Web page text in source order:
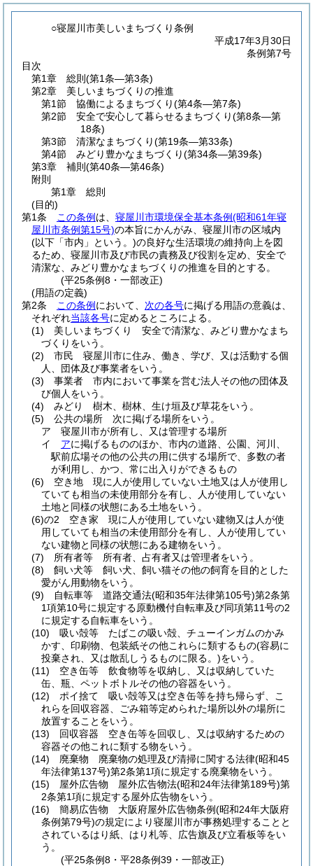
○寝屋川市美しいまちづくり条例
平成17年3月30日
条例第7号
目次
第1章
総則 (第1条―第3条)
第2章
美しいまちづくりの推進
第1節
協働によるまちづくり(第4条―第7条)
第2節
安全で安心して暮らせるまちづくり(第8条―第
18条)
第3節
清潔なまちづくり(第19条―第33条)
第4節
みどり豊かなまちづくり(第34条―第39条)
第3章
補則 (第40条―第46条)
附則
第1章
総則
(目的)
第1条
この条例 は、 寝屋川市環境保全基本条例(昭和61年寝
屋川市条例第15号)の本旨にかんがみ、寝屋川市の区域内
(以下「市内」という。)の良好な生活環境の維持向上を図
るため、寝屋川市及び市民の責務及び役割を定め、安全で
清潔な、みどり豊かなまちづくりの推進を目的とする。
(平25条例8・一部改正)
(用語の定義)
第2条
この条例 において、 次の各号に掲げる用語の意義は、
それぞれ当該各号に定めるところによる。
(1)
美しいまちづくり 安全で清潔な、みどり豊かなまち
づくりをいう。
(2)
市民 寝屋川市に住み、働き、学び、又は活動する個
人、団体及び事業者をいう。
(3)
事業者 市内において事業を営む法人その他の団体及
び個人をいう。
(4)
みどり 樹木、樹林、生け垣及び草花をいう。
(5)
公共の場所 次に掲げる場所をいう。
ア
寝屋川市が所有し、又は管理する場所
イ
アに掲げるもののほか、市内の道路、公園、河川、
駅前広場その他の公共の用に供する場所で、多数の者
が利用し、かつ、常に出入りができるもの
(6)
空き地 現に人が使用していない土地又は人が使用し
ていても相当の未使用部分を有し、人が使用していない
土地と同様の状態にある土地をいう。
(6)の2
空き家 現に人が使用していない建物又は人が使
用していても相当の未使用部分を有し、人が使用してい
ない建物と同様の状態にある建物をいう。
(7)
所有者等 所有者、占有者又は管理者をいう。
(8)
飼い犬等 飼い犬、飼い猫その他の飼育を目的とした
愛がん用動物をいう。
(9)
自転車等 道路交通法(昭和35年法律第105号)第2条第
1項第10号に規定する原動機付自転車及び同項第11号の2
に規定する自転車をいう。
(10)
吸い殻等 たばこの吸い殻、チューインガムのかみ
かす、印刷物、包装紙その他これらに類するもの(容易に
投棄され、又は散乱しうるものに限る。)をいう。
(11)
空き缶等 飲食物等を収納し、又は収納していた
缶、瓶、ペットボトルその他の容器をいう。
(12)
ポイ捨て 吸い殻等又は空き缶等を持ち帰らず、こ
れらを回収容器、ごみ箱等定められた場所以外の場所に
放置することをいう。
(13)
回収容器 空き缶等を回収し、又は収納するための
容器その他これに類する物をいう。
(14)
廃棄物 廃棄物の処理及び清掃に関する法律(昭和45
年法律第137号)第2条第1項に規定する廃棄物をいう。
(15)
屋外広告物 屋外広告物法(昭和24年法律第189号)第
2条第1項に規定する屋外広告物をいう。
(16)
簡易広告物 大阪府屋外広告物条例(昭和24年大阪府
条例第79号)の規定により寝屋川市が事務処理することと
されているはり紙、はり札等、広告旗及び立看板等をい
う。
(平25条例8・平28条例39・一部改正)